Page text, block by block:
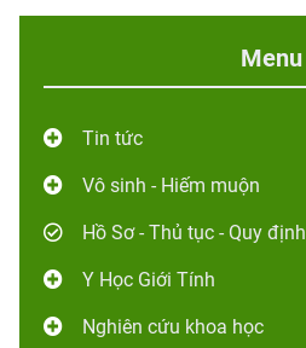
Menu
Tin tức
Vô sinh - Hiếm muộn
Hồ Sơ - Thủ tục - Quy định
Y Học Giới Tính
Nghiên cứu khoa học